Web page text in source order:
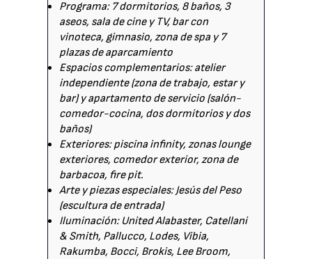
Programa: 7 dormitorios, 8 baños, 3
aseos, sala de cine y TV, bar con
vinoteca, gimnasio, zona de spa y 7
plazas de aparcamiento
Espacios complementarios: atelier
independiente (zona de trabajo, estar y
bar) y apartamento de servicio (salón-
comedor-cocina, dos dormitorios y dos
baños)
Exteriores: piscina infinity, zonas lounge
exteriores, comedor exterior, zona de
barbacoa, fire pit.
Arte y piezas especiales: Jesús del Peso
(escultura de entrada)
Iluminación: United Alabaster, Catellani
& Smith, Pallucco, Lodes, Vibia,
Rakumba, Bocci, Brokis, Lee Broom,